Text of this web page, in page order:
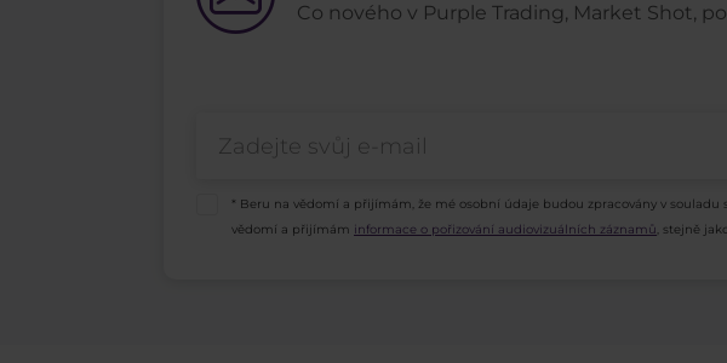
Co nového v Purple Trading, Market Shot,
* Beru na vědomí a přijímám, že mé osobní údaje budou zpracovány v souladu
vědomí a přijímám informace o pořizování audiovizuálních záznamů, stejně